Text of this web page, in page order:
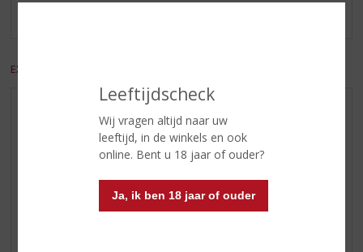
Leeftijdscheck
Wij vragen altijd naar uw
leeftijd, in de winkels en ook
online. Bent u 18 jaar of ouder?
Ja, ik ben 18 jaar of ouder
EXCL. BTW
AANBIEDINGEN
WIJN VAN DE MAAND
WHISKY VAN DE MAAND
RUM VAN DE MAAND
BIER VAN DE MAAND